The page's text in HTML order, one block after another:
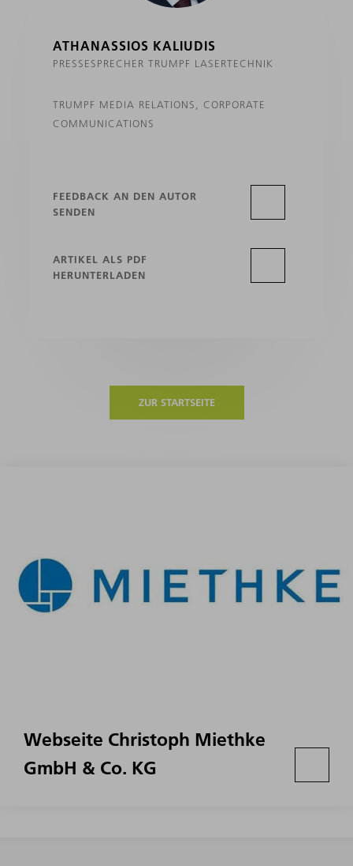
ATHANASSIOS KALIUDIS
PRESSESPRECHER TRUMPF LASERTECHNIK
TRUMPF MEDIA RELATIONS, CORPORATE
COMMUNICATIONS
FEEDBACK AN DEN AUTOR
SENDEN
ARTIKEL ALS PDF
HERUNTERLADEN
ZUR STARTSEITE
Webseite Christoph Miethke
GmbH & Co. KG